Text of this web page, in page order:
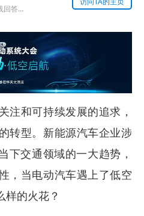
上海有色网资讯中心，在线回答您的提问！
注和可持续发展的追求，
转型。新能源汽车企业涉
下交通领域的一大趋势，
，当电动汽车遇上了低空
样的火花？